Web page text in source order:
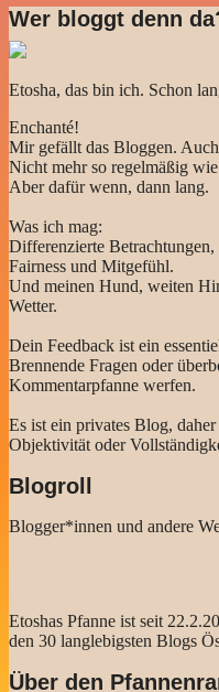
Wer bloggt denn
Etosha, das bin ich. Schon
Enchanté!
Mir gefällt das Bloggen.
Nicht mehr so regelmäßig
Aber dafür wenn, dann lang.
Was ich mag:
Differenzierte
Fairness und Mitgefühl.
Und meinen Hund, weiten
Wetter.
Dein Feedback ist ein
Brennende Fragen oder
Kommentarpfanne werfen.
Es ist ein privates Blog,
Objektivität oder
Blogroll
Blogger*innen und andere
Etoshas Pfanne ist seit
den 30 langlebigsten Blogs
Über den